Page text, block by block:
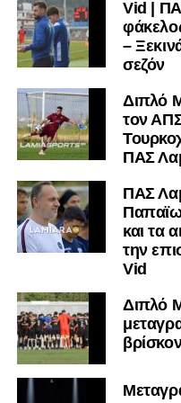
του ήταν η Κόρινθος και
Κορίνθου να εμφανίζεται
το φαβορί για την
διαφορετική, καθώς ο
τον Σαρωνικό
πρώην συμπαίκτη του
Στάγκο.
Η ανακοίνωση για τον
«Ο Α.Ο. Σαρωνικός
απόκτηση του
2003), αγωνίζεται ως
περσινή σεζόν
Εθνική με τα χρώματα
Στο παρελθόν
Vid |
–
σεζόν
Διπλό
τον
ΠΑΣ
ΠΑΣ
και τα
την
Vid
Διπλό